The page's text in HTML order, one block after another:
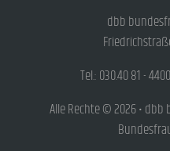
dbb
Tel.: 030.40 81 -
Alle Rechte © 2026 •